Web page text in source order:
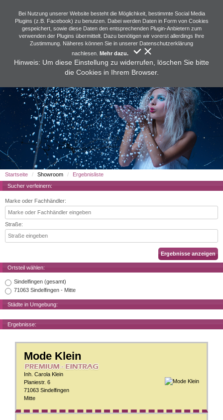
Startseite Showroom
Ergebnisliste
Sucher verfeinern:
Marke oder Fachhändler:
Straße:
Ortsteil wählen:
Sindelfingen (gesamt)
71063 Sindelfingen - Mitte
Städte in Umgebung:
Ergebnisse:
Mode Klein
Inh. Carola Klein
Planiestr. 6
71063 Sindelfingen
Mitte
Bei Nutzung unserer Website besteht die Möglichkeit, bestimmte Social Media
Plugins (z.B. Facebook) zu benutzen. Dabei werden Daten in Form von Cookies
gespeichert, sowie diese Daten den entsprechenden Plugin-Anbietern zum
verwenden der Plugins übermittelt. Dazu benötigen wir vorerst allerdings Ihre
Zustimmung. Näheres können Sie in unserer Datenschutzerklärung
nachlesen. Mehr dazu.
Hinweis: Um diese Einstellung zu widerrufen, löschen Sie bitte
die Cookies in Ihrem Browser.